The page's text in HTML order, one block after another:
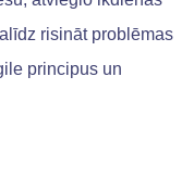
risināt problēmas
principus un